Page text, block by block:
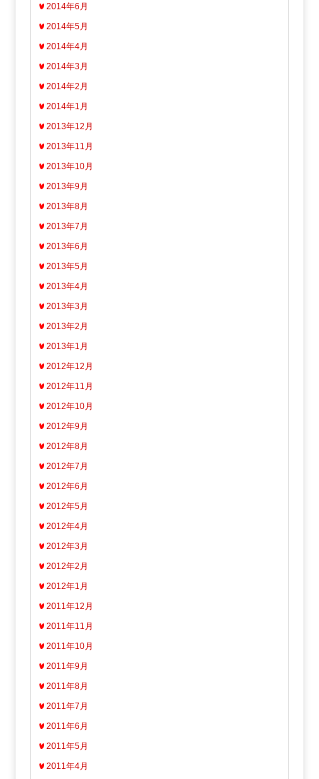
2014年6月
2014年5月
2014年4月
2014年3月
2014年2月
2014年1月
2013年12月
2013年11月
2013年10月
2013年9月
2013年8月
2013年7月
2013年6月
2013年5月
2013年4月
2013年3月
2013年2月
2013年1月
2012年12月
2012年11月
2012年10月
2012年9月
2012年8月
2012年7月
2012年6月
2012年5月
2012年4月
2012年3月
2012年2月
2012年1月
2011年12月
2011年11月
2011年10月
2011年9月
2011年8月
2011年7月
2011年6月
2011年5月
2011年4月